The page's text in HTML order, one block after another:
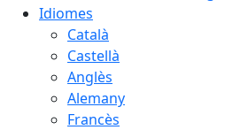
Idiomes
Català
Castellà
Anglès
Alemany
Francès